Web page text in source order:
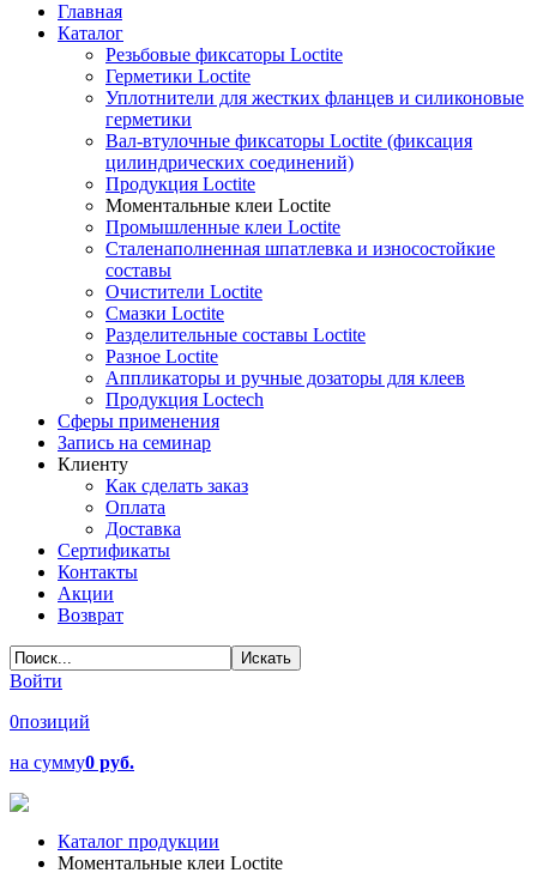
Главная
Каталог
Резьбовые фиксаторы Loctite
Герметики Loctite
Уплотнители для жестких фланцев и силиконовые
герметики
Вал-втулочные фиксаторы Loctite (фиксация
цилиндрических соединений)
Продукция Loctite
Моментальные клеи Loctite
Промышленные клеи Loctite
Сталенаполненная шпатлевка и износостойкие
составы
Очистители Loctite
Смазки Loctite
Разделительные составы Loctite
Разное Loctite
Аппликаторы и ручные дозаторы для клеев
Продукция Loctech
Сферы применения
Запись на семинар
Клиенту
Как сделать заказ
Оплата
Доставка
Сертификаты
Контакты
Акции
Возврат
Войти
0позиций
на сумму0 руб.
Каталог продукции
Моментальные клеи Loctite